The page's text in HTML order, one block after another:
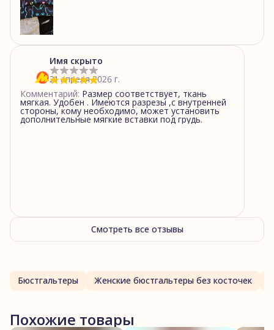
3 звезды
2 звезды
1 звезда
Имя скрыто
21 апреля 2026 г.
Комментарий: Размер соответствует, ткань
мягкая. Удобен . Имеются разрезы ,с внутренней
стороны, кому необходимо, может установить
дополнительные мягкие вставки под грудь.
Смотреть все отзывы
Бюстгальтеры Женские бюстгальтеры без косточек
Похожие товары